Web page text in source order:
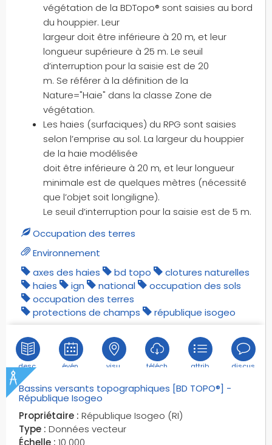
lignes orographiques
lignes à haute tension
lignes à moyenne tension
lignes à très haute tension
lignes à vocation touristique
lignes électriques
limite administrative
limites
limites administratives
limites de territoire
limites découpages
limite terre-mer
lits cours d'eau
lutte
maintenance
mangroves
marais
marché
marchés découverts
mares
minarets
mobiliers urbains
mobilité
montagnes
monuments
moulins
végétation de la BDTopo® sont saisies au bord
du houppier. Leur
largeur doit être inférieure à 20 m, et leur
longueur supérieure à 25 m. Le seuil
d’interruption pour la saisie est de 20
m. Se référer à la définition de la
Nature="Haie" dans la classe Zone de
végétation.
Les haies (surfaciques) du RPG sont saisies
selon l’emprise au sol. La largeur du houppier
de la haie modélisée
doit être inférieure à 20 m, et leur longueur
minimale est de quelques mètres (nécessité
que l’objet soit longiligne).
Le seuil d’interruption pour la saisie est de 5 m.
Occupation des terres
Environnement
axes des haies
bd topo
clotures naturelles
haies
ign national
occupation des sols
occupation des terres
protections de champs
république isogeo
desc. évén. visu. téléch. attrib. discus.
Bassins versants topographiques [BD TOPO®] -
République Isogeo
Propriétaire : République Isogeo (RI)
Type : Données vecteur
Échelle : 10 000